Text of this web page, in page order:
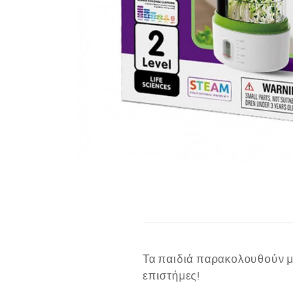
Τα παιδιά παρακολουθούν
επιστήμες!